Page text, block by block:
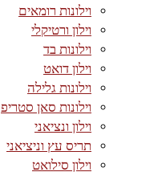
וילונות רומאים
וילון ורטיקלי
וילונות בד
וילון דואט
וילונות גלילה
וילונות סאן סטריפ
וילון ונציאני
תריס עץ וניציאני
וילון סילואט